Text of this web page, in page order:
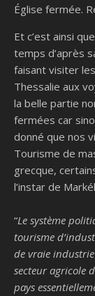
Église fermée.
Et c’est ainsi
temps d’après
faisant visiter
Thessalie aux
la belle partie
fermées car
donné que nos
Tourisme de
grecque,
l’instar de
“Le système
tourisme
de vraie
secteur agricole
pays